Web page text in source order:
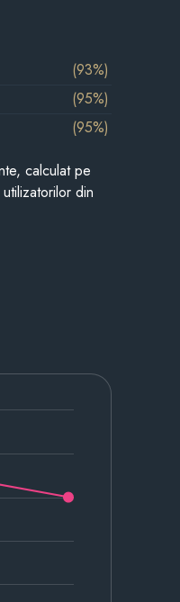
(93%)
(95%)
(95%)
calculat pe
din